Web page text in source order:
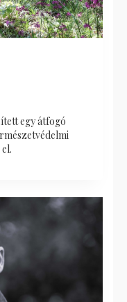
egy átfogó